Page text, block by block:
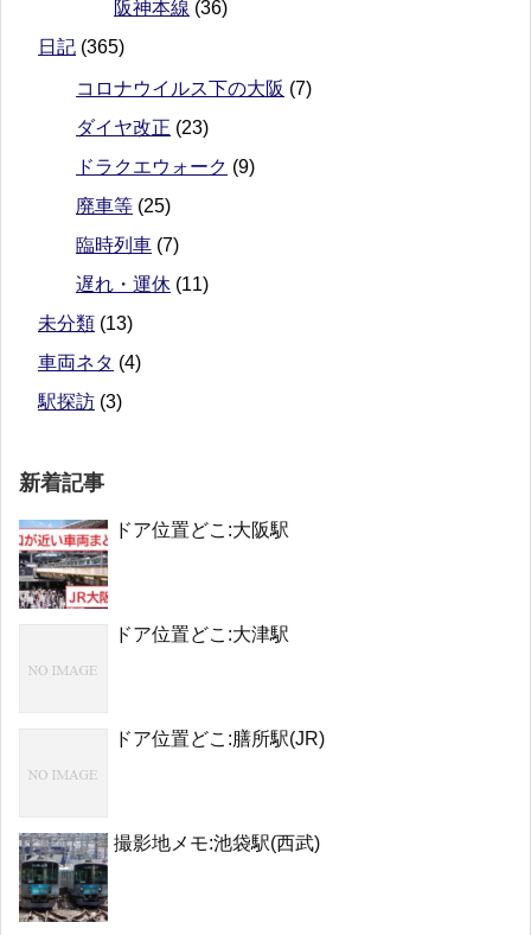
阪神本線 (36)
日記 (365)
コロナウイルス下の大阪 (7)
ダイヤ改正 (23)
ドラクエウォーク (9)
廃車等 (25)
臨時列車 (7)
遅れ・運休 (11)
未分類 (13)
車両ネタ (4)
駅探訪 (3)
新着記事
ドア位置どこ:大阪駅
ドア位置どこ:大津駅
ドア位置どこ:膳所駅(JR)
撮影地メモ:池袋駅(西武)